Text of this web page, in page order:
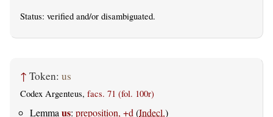
Status: verified and/or disambiguated.
↑ Token: us
Codex Argenteus, facs. 71 (fol. 100r)
Lemma us: preposition, +d (Indecl.)